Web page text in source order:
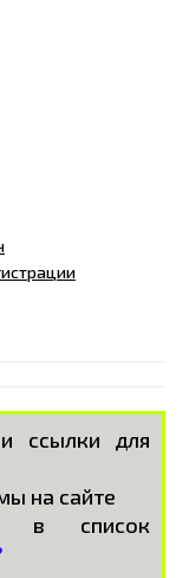
ссылки для
на сайте
в список